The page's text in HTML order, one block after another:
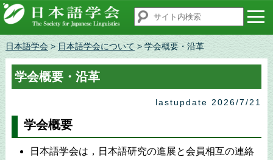
日本語学会> 日本語学会について > 学会概要・沿革
学会概要・沿革
lastupdate 2026/7/21
学会概要
日本語学会は，日本語研究の進展と会員相互の連絡